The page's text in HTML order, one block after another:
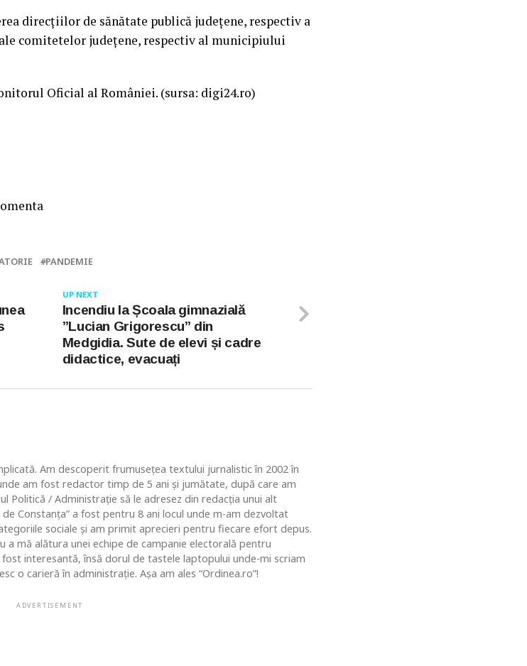
direcţiilor de sănătate publică judeţene, respectiv a
comitetelor judeţene, respectiv al municipiului
Oficial al României. (sursa: digi24.ro)
PANDEMIE
UP NEXT
Incendiu la Școala gimnazială
”Lucian Grigorescu” din
Medgidia. Sute de elevi și cadre
didactice, evacuați
Am descoperit frumusețea textului jurnalistic în 2002 în
am fost redactor timp de 5 ani și jumătate, după care am
Politică / Administrație să le adresez din redacția unui alt
Constanța” a fost pentru 8 ani locul unde m-am dezvoltat
sociale și am primit aprecieri pentru fiecare efort depus.
mă alătura unei echipe de campanie electorală pentru
interesantă, însă dorul de tastele laptopului unde-mi scriam
o carieră în administrație. Așa am ales “Ordinea.ro”!
ADVERTISEMENT